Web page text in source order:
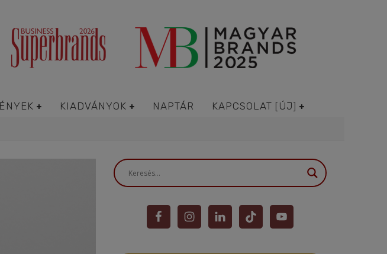
KIADVÁNYOK NAPTÁR KAPCSOLAT [ÚJ]